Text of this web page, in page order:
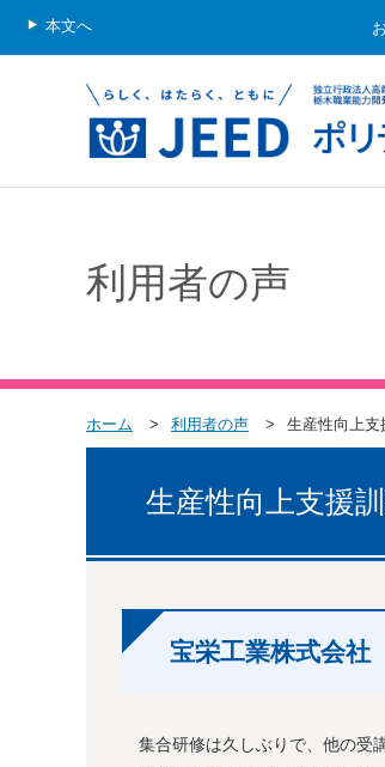
本文へ
利用者の声
ホーム 利用者の声 生産性向上支
生産性向上支援
宝栄工業株式会
集合研修は久しぶりで、他の受